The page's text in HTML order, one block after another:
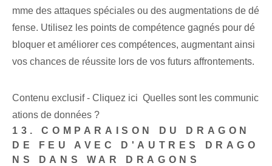
mme des attaques spéciales ou des augmentations de dé
fense. Utilisez les points de compétence gagnés pour dé
bloquer et améliorer ces compétences, augmentant ainsi
vos chances de réussite lors de vos futurs affrontements.
Contenu exclusif - Cliquez ici Quelles sont les communic
ations de données ?
13. COMPARAISON DU DRAGON
DE FEU AVEC D'AUTRES DRAGO
NS DANS WAR DRAGONS